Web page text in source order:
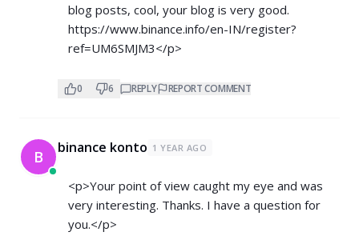
blog posts, cool, your blog is very good.
https://www.binance.info/en-IN/register?
ref=UM6SMJM3</p>
0 6 REPLY REPORT COMMENT
B binance konto 1 YEAR AGO
<p>Your point of view caught my eye and was
very interesting. Thanks. I have a question for
you.</p>